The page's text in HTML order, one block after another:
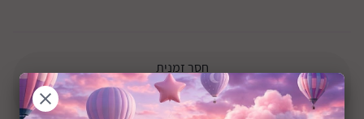
חסר זמנית
הודיעו לי כשחוזר למלאי